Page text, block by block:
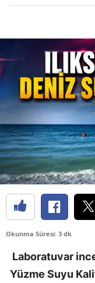
Okunma Süresi: 3 dk
Laboratuvar
Yüzme Suyu